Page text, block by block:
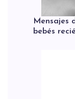
Mensajes
bebés